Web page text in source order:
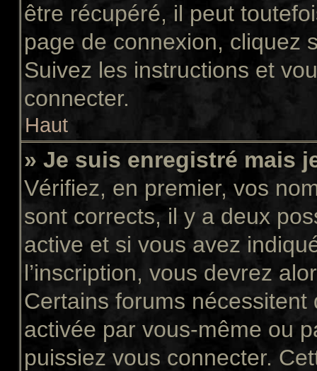
être récupéré, il peut
page de connexion, cliquez
Suivez les instructions et
connecter.
Haut
» Je suis enregistré mais
Vérifiez, en premier, vos
sont corrects, il y a deux
active et si vous avez
l’inscription, vous devrez
Certains forums
activée par vous-même ou
puissiez vous connecter.